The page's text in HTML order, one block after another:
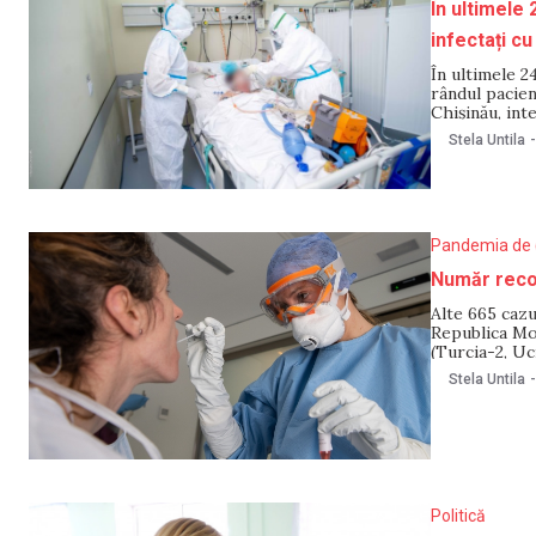
În ultimele
infectați cu
În ultimele
rândul
Chișinău,
boală
Chișinău,
Stela Untila -
Pandemia
Număr
Alte 665
Republica
(Turcia-2,
cu noul
dintre care
Stela Untila -
Politică